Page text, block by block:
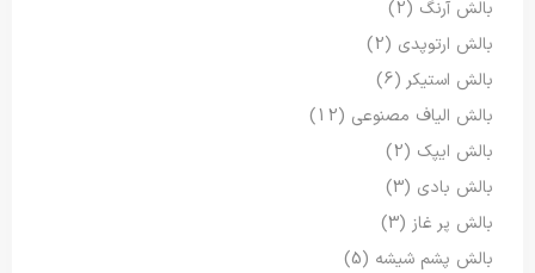
بالش آرنگ (2)
بالش ارتوپدی (2)
بالش استیکر (6)
بالش الیاف مصنوعی (12)
بالش ایپک (2)
بالش بادی (3)
بالش پر غاز (3)
بالش پشم شیشه (5)